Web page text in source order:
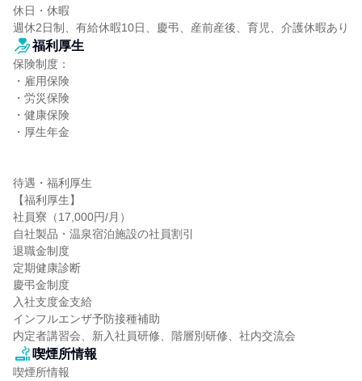
休日・休暇
週休2日制、有給休暇10日、慶弔、産前産後、育児、介護休暇あり
福利厚生
保険制度：
・雇用保険
・労災保険
・健康保険
・厚生年金
待遇・福利厚生
【福利厚生】
社員寮（17,000円/月）
自社製品・温泉宿泊施設の社員割引
退職金制度
定期健康診断
慶弔金制度
入社支度金支給
インフルエンザ予防接種補助
内定者講習会、新入社員研修、階層別研修、社内交流会
喫煙所情報
喫煙所情報